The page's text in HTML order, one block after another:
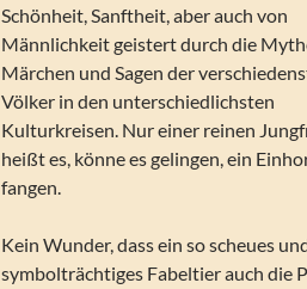
Schönheit, Sanftheit, aber auch von
Männlichkeit geistert durch die
Märchen und Sagen der
Völker in den unterschiedlichsten
Kulturkreisen. Nur einer reinen
heißt es, könne es gelingen, ein
fangen.
Kein Wunder, dass ein so scheues
symbolträchtiges Fabeltier auch die